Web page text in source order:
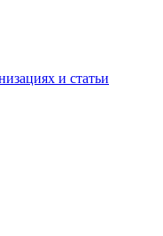
и статьи